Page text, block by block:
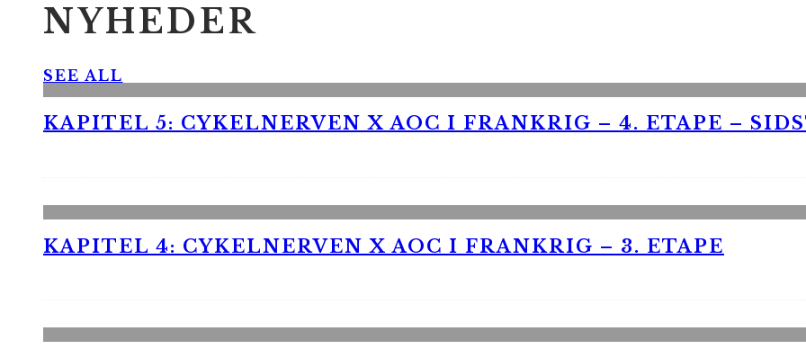
NYHEDER
SEE ALL
KAPITEL 5: CYKELNERVEN X AOC I FRANKRIG – 4. ETAPE –
KAPITEL 4: CYKELNERVEN X AOC I FRANKRIG – 3. ETAPE